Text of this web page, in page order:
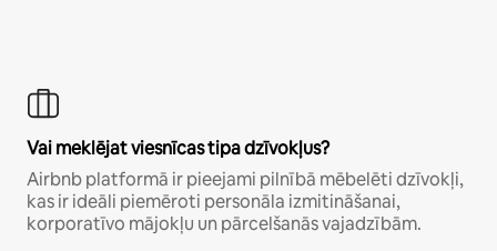
Vai meklējat viesnīcas tipa dzīvokļus?
Airbnb platformā ir pieejami pilnībā mēbelēti dzīvokļi,
kas ir ideāli piemēroti personāla izmitināšanai,
korporatīvo mājokļu un pārcelšanās vajadzībām.